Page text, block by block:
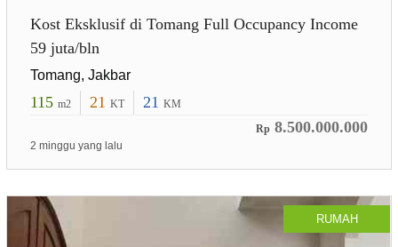
Kost Eksklusif di Tomang Full Occupancy Income
59 juta/bln
Tomang, Jakbar
115 m2 21 KT 21 KM
Rp 8.500.000.000
2 minggu yang lalu
RUMAH